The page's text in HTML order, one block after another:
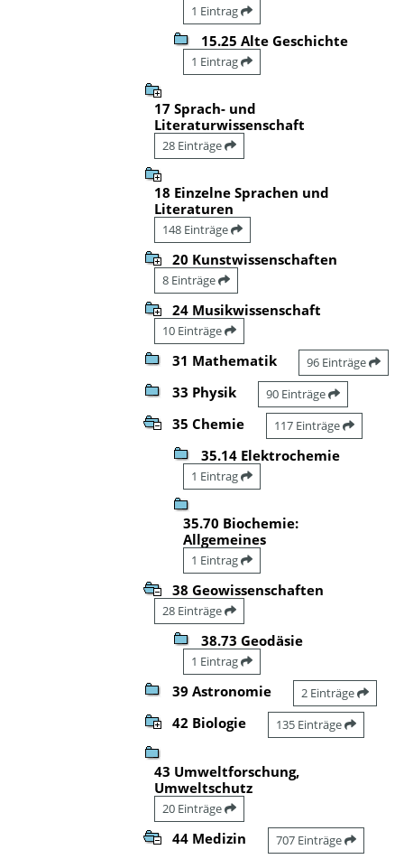
1 Eintrag
15.25 Alte Geschichte
1 Eintrag
17 Sprach- und
Literaturwissenschaft
28 Einträge
18 Einzelne Sprachen und
Literaturen
148 Einträge
20 Kunstwissenschaften
8 Einträge
24 Musikwissenschaft
10 Einträge
31 Mathematik 96 Einträge
33 Physik 90 Einträge
35 Chemie 117 Einträge
35.14 Elektrochemie
1 Eintrag
35.70 Biochemie:
Allgemeines
1 Eintrag
38 Geowissenschaften
28 Einträge
38.73 Geodäsie
1 Eintrag
39 Astronomie 2 Einträge
42 Biologie 135 Einträge
43 Umweltforschung,
Umweltschutz
20 Einträge
44 Medizin 707 Einträge